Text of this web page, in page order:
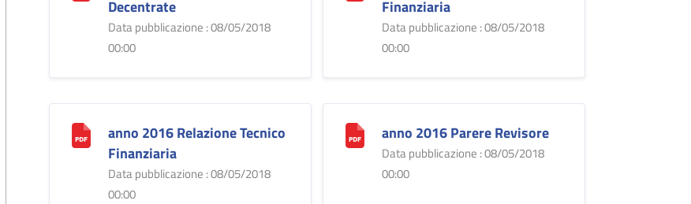
Decentrate
Data pubblicazione : 08/05/2018
00:00
Finanziaria
Data pubblicazione : 08/05/2018
00:00
anno 2016 Relazione Tecnico
Finanziaria
Data pubblicazione : 08/05/2018
00:00
anno 2016 Parere Revisore
Data pubblicazione : 08/05/2018
00:00